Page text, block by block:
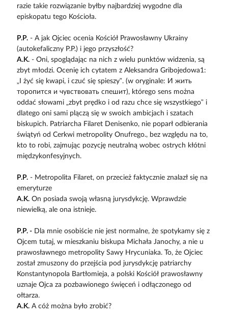
razie takie rozwiązanie byłby najbardziej wygodne dla
episkopatu tego Kościoła.
P.P.- A jak Ojciec ocenia Kościół Prawosławny Ukrainy
(autokefaliczny P.P.) i jego przyszłość?
A.K.- Oni, spoglądając na nich z wielu punktów widzenia, są
zbyt młodzi. Ocenię ich cytatem z Aleksandra Gribojedowa1:
„I żyć się kwapi, i czuć się spieszy”. (w oryginale: И жить
торопится и чувствовать спешит), którego sens można
oddać słowami „zbyt prędko i od razu chce się wszystkiego” i
dlatego oni sami plączą się w swoich ambicjach i szatach
biskupich. Patriarcha Filaret Denisenko, nie poparł odbierania
świątyń od Cerkwi metropolity Onufrego., bez względu na to,
kto to robi, zajmując pozycję neutralną wobec ostrych kłótni
międzykonfesyjnych.
P.P.- Metropolita Filaret, on przecież faktycznie znalazł się na
emeryturze
A.K.On posiada swoją własną jurysdykcję. Wprawdzie
niewielką, ale ona istnieje.
P.P. -Dla mnie osobiście nie jest normalne, że spotykamy się z
Ojcem tutaj, w mieszkaniu biskupa Michała Janochy, a nie u
prawosławnego metropolity Sawy Hrycuniaka. To, że Ojciec
został zmuszony do przejścia pod jurysdykcję patriarchy
Konstantynopola Bartłomieja, a polski Kościół prawosławny
uznaje Ojca za pozbawionego święceń i odłączonego od
ołtarza.
A.K.A cóż można było zrobić?